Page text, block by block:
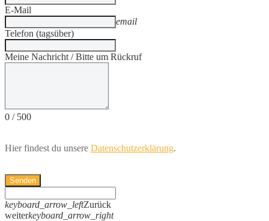
E-Mail
email
Telefon (tagsüber)
Meine Nachricht / Bitte um Rückruf
0 / 500
Hier findest du unsere Datenschutzerklärung.
Senden
keyboard_arrow_leftZurück
weiterkeyboard_arrow_right